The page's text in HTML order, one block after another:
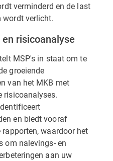
verminderd en de last
wordt verlicht.
risicoanalyse
MSP's in staat om te
groeiende
van het MKB met
risicoanalyses.
en biedt vooraf
waardoor het
om nalevings- en
aan uw